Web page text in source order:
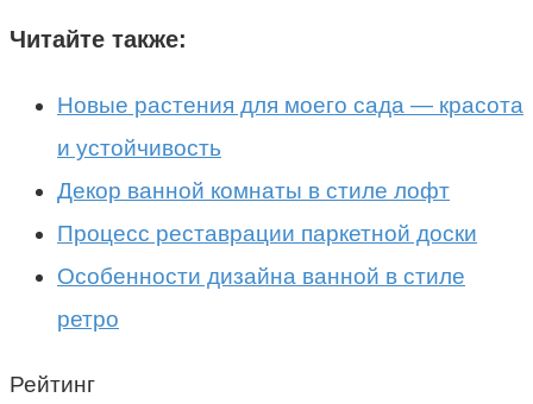
Читайте также:
Новые растения для моего сада — красота
и устойчивость
Декор ванной комнаты в стиле лофт
Процесс реставрации паркетной доски
Особенности дизайна ванной в стиле
ретро
Рейтинг